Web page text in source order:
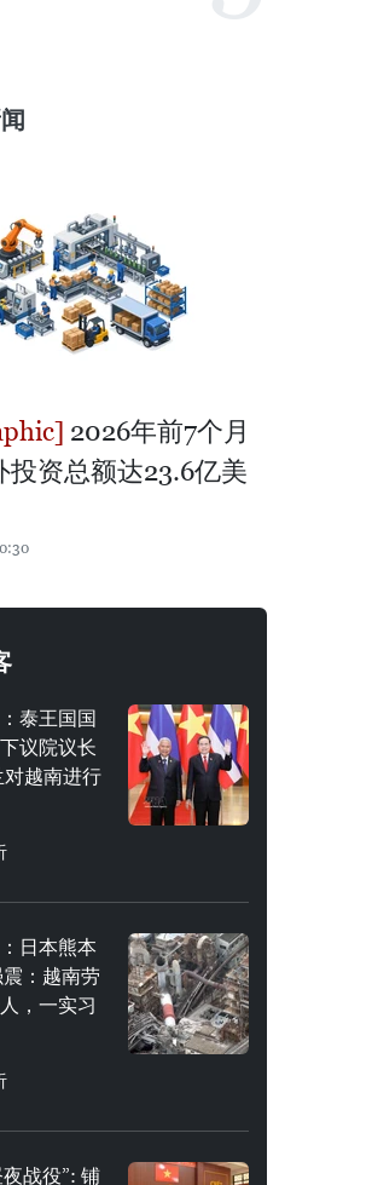
2026年前7个月
投资总额达23.6亿美
泰王国国
议院议长
对越南进行
日本熊本
震：越南劳
，一实习
战役”: 铺